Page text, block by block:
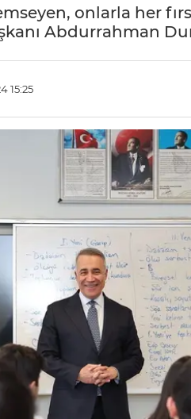
onlarla her
Abdurrahman
15:25